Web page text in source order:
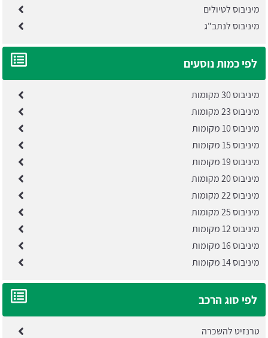
מיניבוס לטיולים
מיניבוס לנתב"ג
לפי כמות נוסעים
מיניבוס 30 מקומות
מיניבוס 23 מקומות
מיניבוס 10 מקומות
מיניבוס 15 מקומות
מיניבוס 19 מקומות
מיניבוס 20 מקומות
מיניבוס 22 מקומות
מיניבוס 25 מקומות
מיניבוס 12 מקומות
מיניבוס 16 מקומות
מיניבוס 14 מקומות
לפי סוג הרכב
טרנזיט להשכרה